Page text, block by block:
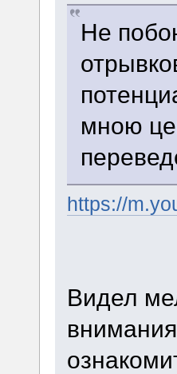
Не
мною
https://
Видел